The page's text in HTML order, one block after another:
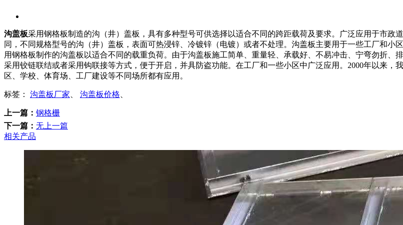
沟盖板采用钢格板制造的沟（井）盖板，具有多种型号可供选择以适合不同的跨距载荷及要求。广泛应用于市
同，不同规格型号的沟（井）盖板，表面可热浸锌、冷镀锌（电镀）或者不处理。沟盖板主要用于一些工厂和
用钢格板制作的沟盖板以适合不同的载重负荷。由于沟盖板施工简单、重量轻、承载好、不易冲击、宁弯勿折、
采用铰链联结或者采用钩联接等方式，便于开启，并具防盗功能。在工厂和一些小区中广泛应用。2000年以来
区、学校、体育场、工厂建设等不同场所都有应用。
标签： 沟盖板厂家 沟盖板价格
上一篇： 钢格栅
下一篇： 无上一篇
相关产品